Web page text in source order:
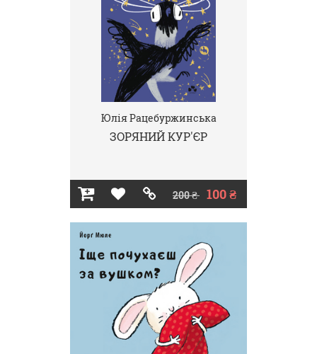
Юлія Рацебуржинська
ЗОРЯНИЙ КУР'ЄР
200 ₴ 100 ₴